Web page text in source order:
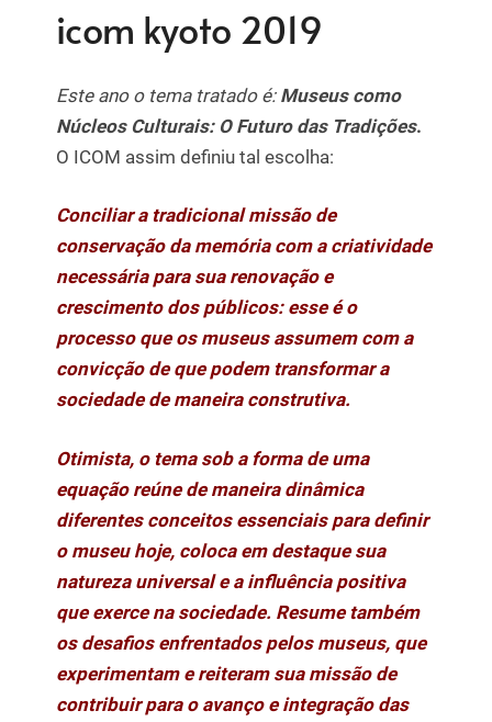
icom kyoto 2019
Este ano o tema tratado é: Museus como
Núcleos Culturais: O Futuro das Tradições.
O ICOM assim definiu tal escolha:
Conciliar a tradicional missão de
conservação da memória com a criatividade
necessária para sua renovação e
crescimento dos públicos: esse é o
processo que os museus assumem com a
convicção de que podem transformar a
sociedade de maneira construtiva.
Otimista, o tema sob a forma de uma
equação reúne de maneira dinâmica
diferentes conceitos essenciais para definir
o museu hoje, coloca em destaque sua
natureza universal e a influência positiva
que exerce na sociedade. Resume também
os desafios enfrentados pelos museus, que
experimentam e reiteram sua missão de
contribuir para o avanço e integração das